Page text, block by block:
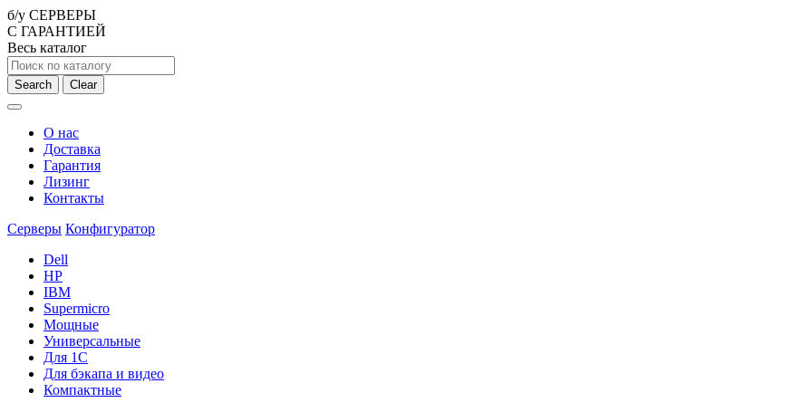
б/у СЕРВЕРЫ
С ГАРАНТИЕЙ
Весь каталог
Search Clear
О нас
Доставка
Гарантия
Лизинг
Контакты
Серверы Конфигуратор
Dell
HP
IBM
Supermicro
Мощные
Универсальные
Для 1С
Для бэкапа и видео
Компактные